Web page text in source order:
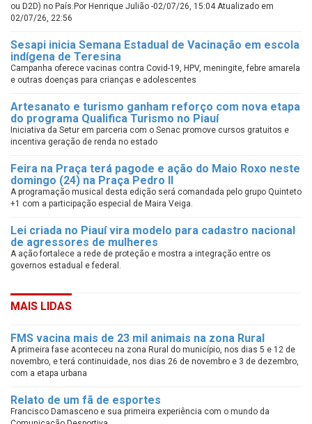
ou D2D) no País.Por Henrique Julião -02/07/26, 15:04 Atualizado em
02/07/26, 22:56
Sesapi inicia Semana Estadual de Vacinação em escola
indígena de Teresina
Campanha oferece vacinas contra Covid-19, HPV, meningite, febre amarela
e outras doenças para crianças e adolescentes
Artesanato e turismo ganham reforço com nova etapa
do programa Qualifica Turismo no Piauí
Iniciativa da Setur em parceria com o Senac promove cursos gratuitos e
incentiva geração de renda no estado
Feira na Praça terá pagode e ação do Maio Roxo neste
domingo (24) na Praça Pedro II
A programação musical desta edição será comandada pelo grupo Quinteto
+1 com a participação especial de Maira Veiga.
Lei criada no Piauí vira modelo para cadastro nacional
de agressores de mulheres
A ação fortalece a rede de proteção e mostra a integração entre os
governos estadual e federal.
MAIS LIDAS
FMS vacina mais de 23 mil animais na zona Rural
A primeira fase aconteceu na zona Rural do município, nos dias 5 e 12 de
novembro, e terá continuidade, nos dias 26 de novembro e 3 de dezembro,
com a etapa urbana
Relato de um fã de esportes
Francisco Damasceno e sua primeira experiência com o mundo da